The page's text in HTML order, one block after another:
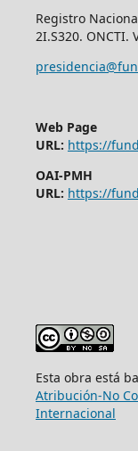
Registro
2I.S320. ONCTI.
Web Page
URL: https://
OAI-PMH
URL: https://
Esta obra está
Atribución-No
Internacional